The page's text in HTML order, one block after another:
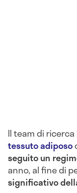
Il team di ricerca
tessuto adiposo
seguito un
anno, al fine di
significativo